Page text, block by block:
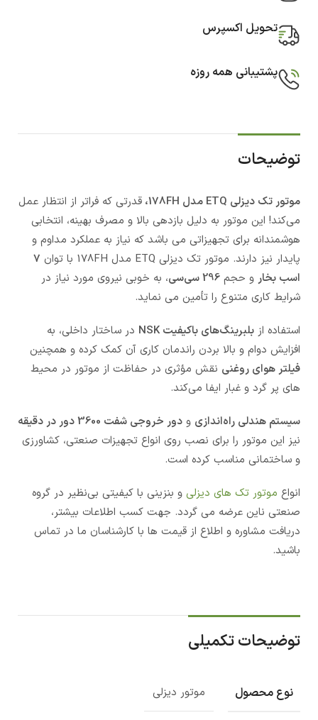
تحویل اکسپرس
پشتیبانی همه روزه
توضیحات
موتور تک دیزلی ETQ مدل 178FH،
قدرتی که فراتر از انتظار عمل
می‌کند! این موتور به دلیل بازدهی بالا و مصرف بهینه، انتخابی
هوشمندانه برای تجهیزاتی می باشد که نیاز به عملکرد مداوم و
پایدار نیز دارند. موتور تک دیزلی ETQ مدل 178FH با توان
7
اسب بخار و حجم 296 سی‌سی
، به‌ خوبی نیروی مورد نیاز در
شرایط کاری متنوع را تأمین می نماید.
استفاده از بلبرینگ‌های باکیفیت NSK
در ساختار داخلی، به
افزایش دوام و بالا بردن راندمان کاری آن کمک کرده و همچنین
فیلتر هوای روغنی نقش مؤثری در حفاظت از موتور در محیط‌
های پر گرد و غبار ایفا می‌کند.
سیستم هندلی راه‌اندازی و دور خروجی شفت 3600 دور در دقیقه
نیز این موتور را برای نصب روی انواع تجهیزات صنعتی، کشاورزی
و ساختمانی مناسب کرده است.
انواع موتور تک های دیزلی و بنزینی با کیفیتی بی‌نظیر در گروه
صنعتی ناین عرضه می گردد. جهت کسب اطلاعات بیشتر،
دریافت مشاوره و اطلاع از قیمت ها با کارشناسان ما در تماس
باشید.
توضیحات تکمیلی
نوع محصول موتور دیزلی